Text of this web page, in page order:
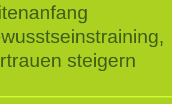
steigern